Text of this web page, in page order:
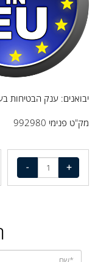
יבואנים: ענק הבטיחות
מק"ט פנימי 992980